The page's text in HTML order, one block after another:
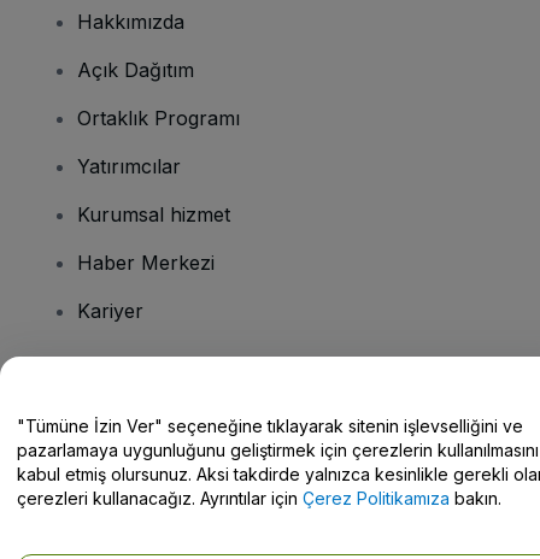
Hakkımızda
Açık Dağıtım
Ortaklık Programı
Yatırımcılar
Kurumsal hizmet
Haber Merkezi
Kariyer
Yardım Merkezi / Bize Ulaşın
"Tümüne İzin Ver" seçeneğine tıklayarak sitenin işlevselliğini ve
pazarlamaya uygunluğunu geliştirmek için çerezlerin kullanılmasını
kabul etmiş olursunuz. Aksi takdirde yalnızca kesinlikle gerekli
çerezleri kullanacağız. Ayrıntılar için Çerez Politikamıza bakın.